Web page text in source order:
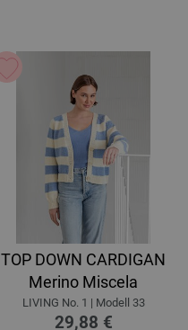
TOP DOWN CARDIGAN
Merino Miscela
LIVING No. 1 | Modell 33
29,88 €